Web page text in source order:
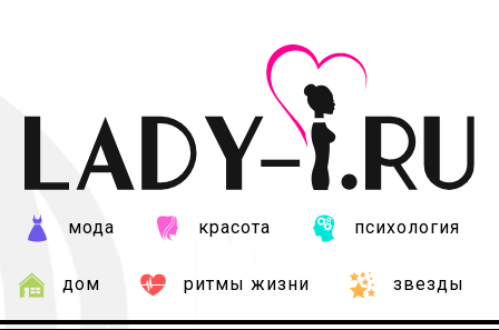
мода красота психология
дом ритмы жизни звезды